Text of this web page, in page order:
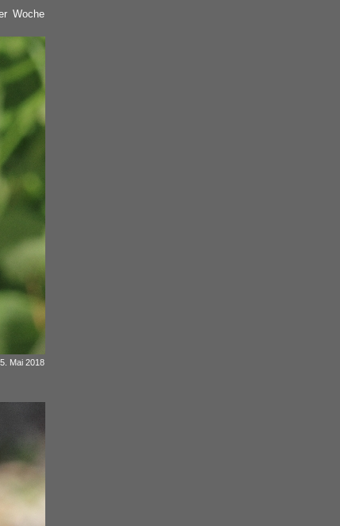
Woche
Mai 2018